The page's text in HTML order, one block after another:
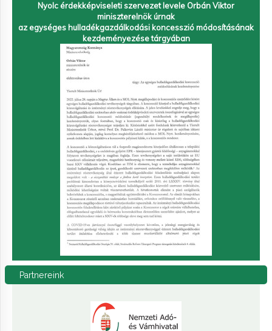
Nyolc érdekképviseleti szervezet levele Orbán Viktor
miniszterelnök úrnak
az egységes hulladékgazdálkodási koncesszió módosításának
kezdeményezése tárgyában
Partnereink